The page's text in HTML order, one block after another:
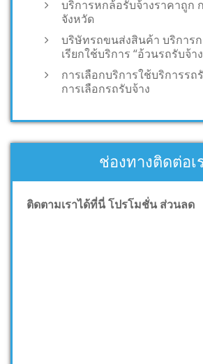
บริการหกล้อรับจ้างราคาถูก
จังหวัด
บริษัทรถขนส่งสินค้า บริการ
เรียกใช้บริการ “อ้วนรถรับจ้า
การเลือกบริการใช้บริการร
การเลือกรถรับจ้าง
ช่องทางติดต่อเ
ติดตามเราได้ที่นี่ โปรโมชั่น ส่วนลด